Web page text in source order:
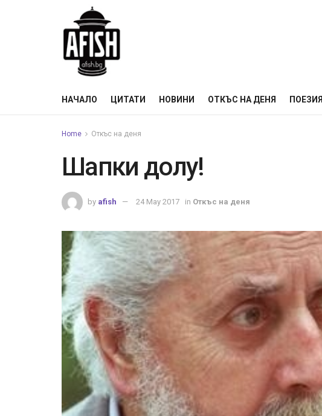
НАЧАЛО ЦИТАТИ НОВИНИ ОТКЪС НА ДЕНЯ ПОЕЗИЯ
Home Откъс на деня
Шапки долу!
by afish 24 May 2017 in Откъс на деня